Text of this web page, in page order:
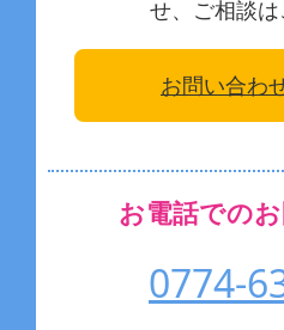
せ、ご相談
お問い合わ
お電話での
0774-